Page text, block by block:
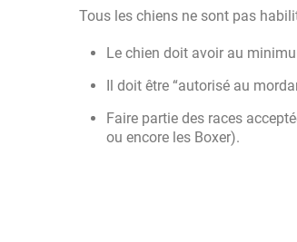
Tous les chiens ne sont pas
Le chien doit avoir au
Il doit être “autorisé au
Faire partie des races
ou encore les Boxer).